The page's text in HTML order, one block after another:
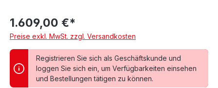
1.609,00 €*
Preise exkl. MwSt. zzgl. Versandkosten
Registrieren Sie sich als Geschäftskunde und
loggen Sie sich ein, um Verfügbarkeiten einsehen
und Bestellungen tätigen zu können.